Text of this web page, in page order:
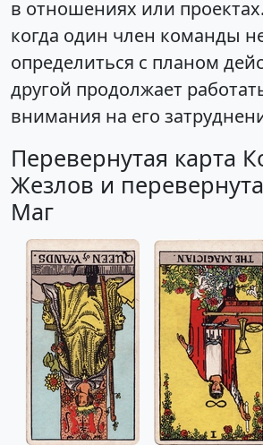
в отношениях или
когда один член команды
определиться с планом
другой продолжает
внимания на его
Перевернутая карта
Жезлов и
Маг